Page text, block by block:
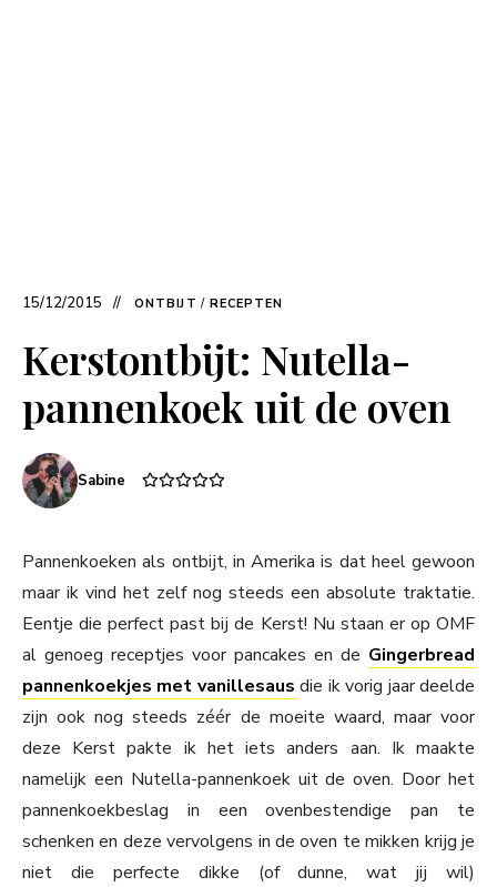
15/12/2015 ONTBIJT / RECEPTEN
Kerstontbijt: Nutella-
pannenkoek uit de oven
Sabine
Pannenkoeken als ontbijt, in Amerika is dat heel gewoon
maar ik vind het zelf nog steeds een absolute traktatie.
Eentje die perfect past bij de Kerst! Nu staan er op OMF
al genoeg receptjes voor pancakes en de Gingerbread
pannenkoekjes met vanillesaus die ik vorig jaar deelde
zijn ook nog steeds zéér de moeite waard, maar voor
deze Kerst pakte ik het iets anders aan. Ik maakte
namelijk een Nutella-pannenkoek uit de oven. Door het
pannenkoekbeslag in een ovenbestendige pan te
schenken en deze vervolgens in de oven te mikken krijg je
niet die perfecte dikke (of dunne, wat jij wil)